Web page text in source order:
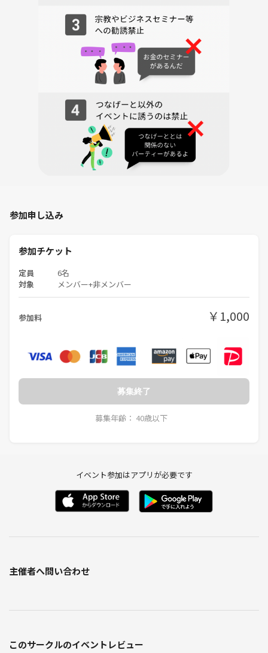
参加申し込み
参加チケット
定員 6名
対象 メンバー+非メンバー
参加料 ￥1,000
募集終了
募集年齢： 40歳以下
イベント参加はアプリが必要です
主催者へ問い合わせ
このサークルのイベントレビュー